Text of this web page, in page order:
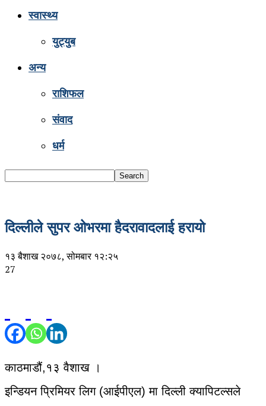
स्वास्थ्य
युट्युब
अन्य
राशिफल
संवाद
धर्म
दिल्लीले सुपर ओभरमा हैदरावादलाई हरायो
१३ बैशाख २०७८, सोमबार १२:२५
27
काठमाडौं,१३ वैशाख ।
इन्डियन प्रिमियर लिग (आईपीएल) मा दिल्ली क्यापिटल्सले